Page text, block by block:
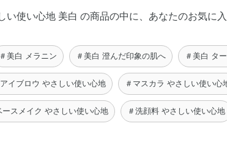
使い心地 美白 の商品の中に、あなたのお気に
＃美白 メラニン ＃美白 澄んだ印象の肌へ ＃美白 タ
アイブロウ やさしい使い心地 ＃マスカラ やさしい使い心
ースメイク やさしい使い心地 ＃洗顔料 やさしい使い心地